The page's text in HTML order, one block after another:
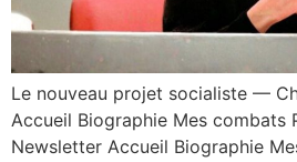
Le nouveau projet socialiste —
Accueil Biographie Mes combats
Newsletter Accueil Biographie